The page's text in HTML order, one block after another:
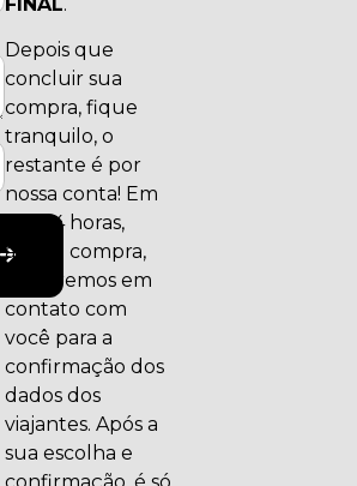
Depois que
concluir sua
compra, fique
tranquilo, o
restante é por
nossa conta! Em
até 24 horas,
após a compra,
entraremos em
contato com
você para a
confirmação dos
dados dos
viajantes. Após a
sua escolha e